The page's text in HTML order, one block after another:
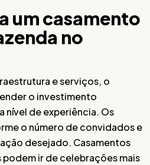
um casamento
no
e serviços, o
o investimento
nível de experiência. Os
o número de convidados e
desejado. Casamentos
podem ir de celebrações mais